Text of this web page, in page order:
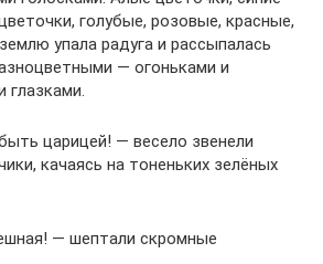
голубые, розовые, красные,
упала радуга и рассыпалась
— огоньками и
глазками.
царицей! — весело звенели
качаясь на тоненьких зелёных
— шептали скромные